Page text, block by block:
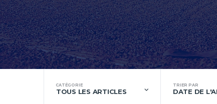
CATÉGORIE
TOUS LES ARTICLES
TRIER PAR
DATE DE